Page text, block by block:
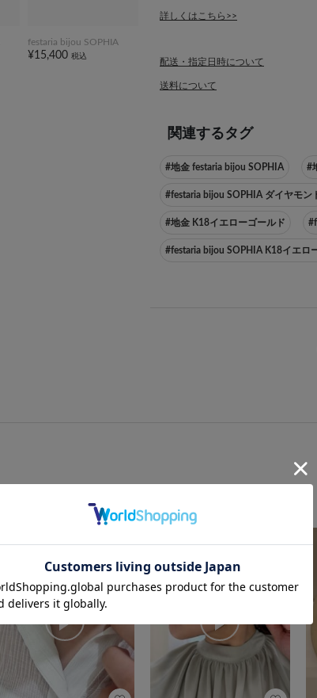
festaria bijou SOPHIA
¥15,400 税込
詳しくはこちら>>
配送・指定日時について
送料について
関連するタグ
#地金 festaria bijou SOPHIA #
#festaria bijou SOPHIA ダイヤモン
#地金 K18イエローゴールド
#festaria bijou SOPHIA K18イエロ